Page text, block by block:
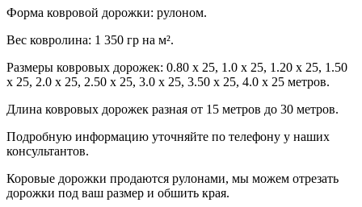
Форма ковровой дорожки: рулоном.
Вес ковролина: 1 350 гр на м².
Размеры ковровых дорожек: 0.80 х 25, 1.0 х 25, 1.20 х 25, 1.50
х 25, 2.0 х 25, 2.50 х 25, 3.0 х 25, 3.50 х 25, 4.0 х 25 метров.
Длина ковровых дорожек разная от 15 метров до 30 метров.
Подробную информацию уточняйте по телефону у наших
консультантов.
Коровые дорожки продаются рулонами, мы можем отрезать
дорожки под ваш размер и обшить края.